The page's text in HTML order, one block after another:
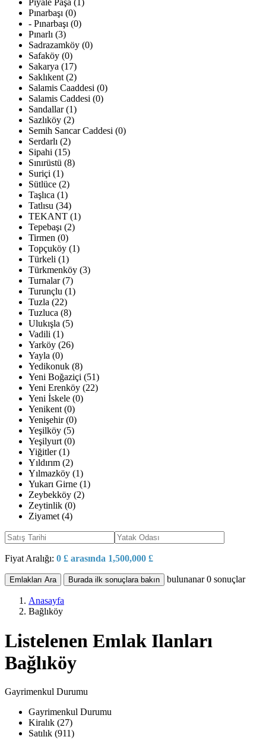
Piyale Paşa (1)
Pınarbaşı (0)
- Pınarbaşı (0)
Pınarlı (3)
Sadrazamköy (0)
Safaköy (0)
Sakarya (17)
Saklıkent (2)
Salamis Caaddesi (0)
Salamis Caddesi (0)
Sandallar (1)
Sazlıköy (2)
Semih Sancar Caddesi (0)
Serdarlı (2)
Sipahi (15)
Sınırüstü (8)
Suriçi (1)
Sütlüce (2)
Taşlıca (1)
Tatlısu (34)
TEKANT (1)
Tepebaşı (2)
Tirmen (0)
Topçuköy (1)
Türkeli (1)
Türkmenköy (3)
Turnalar (7)
Turunçlu (1)
Tuzla (22)
Tuzluca (8)
Ulukışla (5)
Vadili (1)
Yarköy (26)
Yayla (0)
Yedikonuk (8)
Yeni Boğaziçi (51)
Yeni Erenköy (22)
Yeni İskele (0)
Yenikent (0)
Yenişehir (0)
Yeşilköy (5)
Yeşilyurt (0)
Yiğitler (1)
Yıldırım (2)
Yılmazköy (1)
Yukarı Girne (1)
Zeybekköy (2)
Zeytinlik (0)
Ziyamet (4)
Fiyat Aralığı: 0 £ arasında 1,500,000 £
Emlakları Ara Burada ilk sonuçlara bakın bulunanar0 sonuçlar
Anasayfa
Bağlıköy
Listelenen Emlak Ilanları
Bağlıköy
Gayrimenkul Durumu
Gayrimenkul Durumu
Kiralık (27)
Satılık (911)